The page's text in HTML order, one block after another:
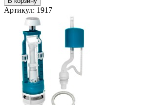
Артикул: 1917